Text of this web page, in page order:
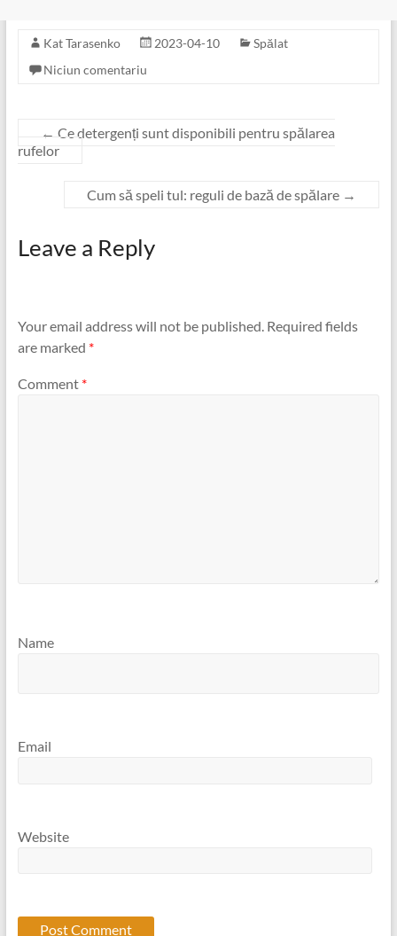
Kat Tarasenko 2023-04-10
Spălat
Niciun comentariu
← Ce detergenți sunt disponibili pentru spălarea
rufelor
Cum să speli tul: reguli de bază de spălare →
Leave a Reply
Your email address will not be published. Required fields
are marked *
Comment *
Name
Email
Website